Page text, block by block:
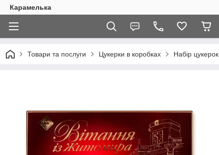
Карамелька
Товари та послуги Цукерки в коробках Набір